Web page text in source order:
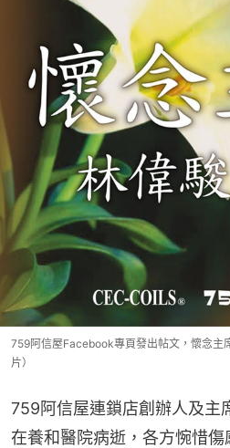
759阿信屋Facebook專頁發出帖文，懷念主
片）
759阿信屋連鎖店創辦人及主
在養和醫院病逝，各方惋惜